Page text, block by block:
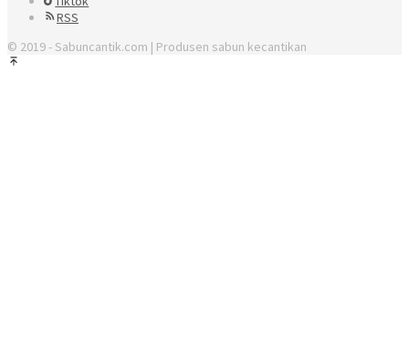
RSS
© 2019 - Sabuncantik.com | Produsen sabun kecantikan